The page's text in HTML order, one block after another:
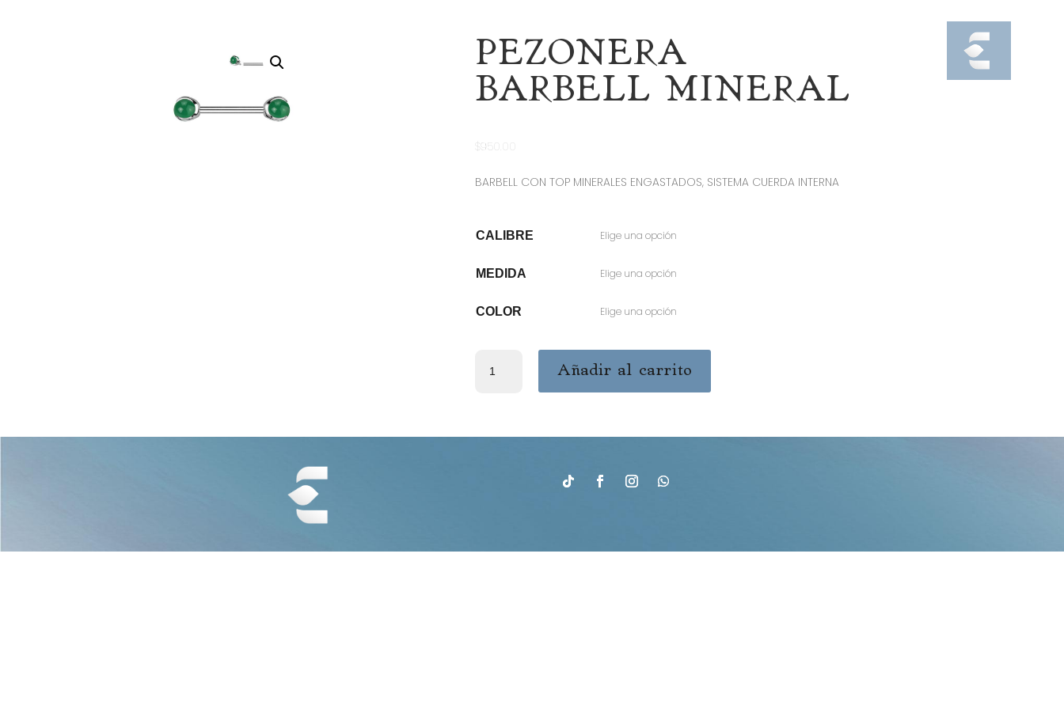
PEZONERA
BARBELL MINERAL
$ 950.00
BARBELL CON TOP MINERALES ENGASTADOS, SISTEMA CUERDA INTERNA
CALIBRE
MEDIDA
COLOR
BARBELL
Añadir al carrito